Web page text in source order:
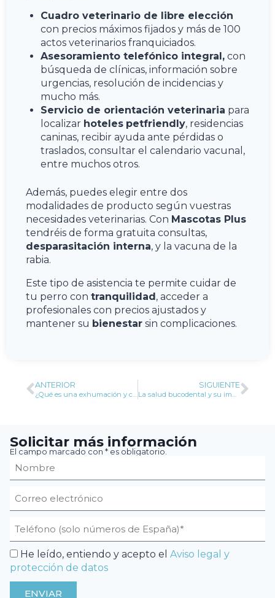
Cuadro veterinario de libre elección
con precios máximos fijados y más de 100
actos veterinarios franquiciados.
Asesoramiento telefónico integral, con
búsqueda de clínicas, información sobre
urgencias, resolución de incidencias y
mucho más.
Servicio de orientación veterinaria para
localizar hoteles petfriendly, residencias
caninas, recibir ayuda ante pérdidas o
traslados, consultar el calendario vacunal,
entre muchos otros.
Además, puedes elegir entre dos
modalidades de producto según vuestras
necesidades veterinarias. Con Mascotas Plus
tendréis de forma gratuita consultas,
desparasitación interna, y la vacuna de la
rabia.
Este tipo de asistencia te permite cuidar de
tu perro con tranquilidad, acceder a
profesionales con precios ajustados y
mantener su bienestar sin complicaciones.
ANTERIOR
¿Qué es una exhumación y cuándo se realiza?
SIGUIENTE
La salud bucodental y su impacto en enfermedades sistémicas
Solicitar más información
El campo marcado con * es obligatorio.
He leído, entiendo y acepto el Aviso legal y
protección de datos
ENVIAR